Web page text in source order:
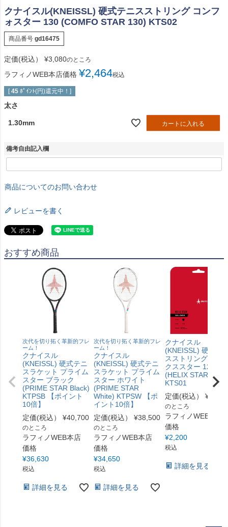
クナイスル(KNEISSL) 硬式テニスストリング コンフ
ォスター 130 (COMFO STAR 130) KTS02
商品番号 gd16475
定価(税込） ¥3,080のところ
ラフィノWEB本店価格 ¥2,464税込
[ 45 ﾎﾟｲﾝﾄ(円)還元中！]
太さ
1.30mm カートに入れる
備考自由記入欄
商品についてのお問い合わせ
レビューを書く
おすすめ商品
次代を切り拓く革新的フレ
ーム！
クナイスル
(KNEISSL) 硬式テニ
スラケット プライム
スター ブラック
(PRIME STAR Black)
KTPSB 【ポイント
10倍】
定価(税込）
¥40,700
のところ
ラフィノWEB本店
価格
¥36,630
税込
詳細を見る
次代を切り拓く革新的フレ
ーム！
クナイスル
(KNEISSL) 硬式テニ
スラケット プライム
スター ホワイト
(PRIME STAR
White) KTPSW 【ポ
イント10倍】
定価(税込）
¥38,500
のところ
ラフィノWEB本店
価格
¥34,650
税込
詳細を見る
クナイスル
(KNEISSL) 硬式テ
スストリング ヘリ
クススター 125
(HELIX STAR 125)
KTS01
定価(税込）
¥
のところ
ラフィノWEB本店
価格
¥2,200
税込
詳細を見る